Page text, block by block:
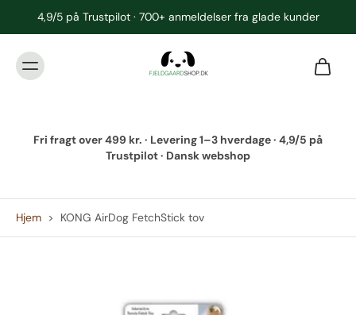
4,9/5 på Trustpilot · 700+ anmeldelser fra glade kunder
Fri fragt over 499 kr. · Levering 1–3 hverdage · 4,9/5 på
Trustpilot · Dansk webshop
Hjem > KONG AirDog FetchStick tov